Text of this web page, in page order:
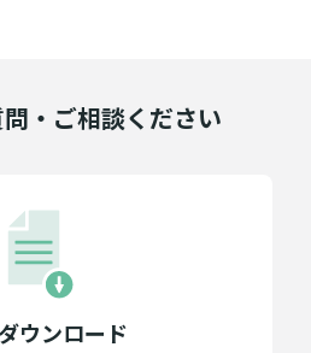
・ご相談ください
ウンロード